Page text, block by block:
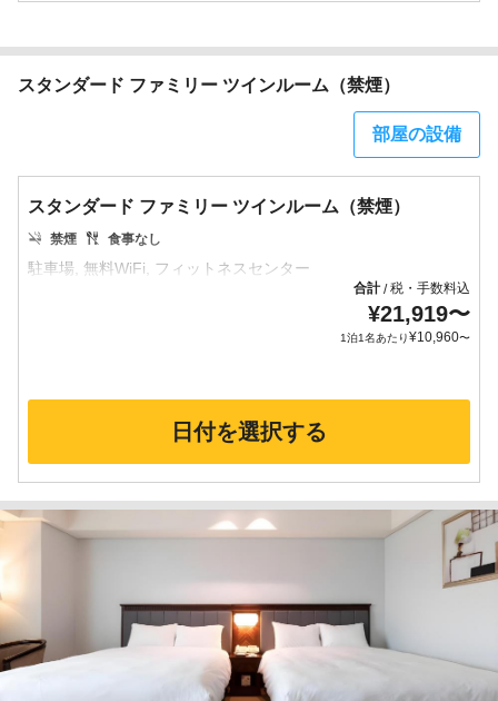
スタンダード ファミリー ツインルーム（禁煙）
部屋の設備
スタンダード ファミリー ツインルーム（禁煙）
禁煙 食事なし
合計/税・手数料込
¥21,919〜
1泊1名あたり¥10,960〜
日付を選択する